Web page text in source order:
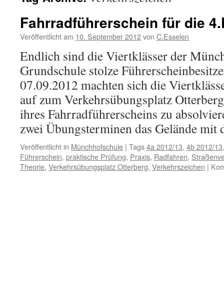
Fahrradführerschein für die
Veröffentlicht am 10. September 2012von C.Esselen
Endlich sind die Viertklässer der
Grundschule stolze
07.09.2012 machten sich die
auf zum Verkehrsübungsplatz
ihres Fahrradführerscheins zu
zwei Übungsterminen das Gelände
Veröffentlicht in Münchhofschule | Tags4a 2012/13, 4b 2012/13
Führerschein, praktische Prüfung, Praxis, Radfahren,
Theorie, Verkehrsübungsplatz Otterberg, Verkehrszeichen |